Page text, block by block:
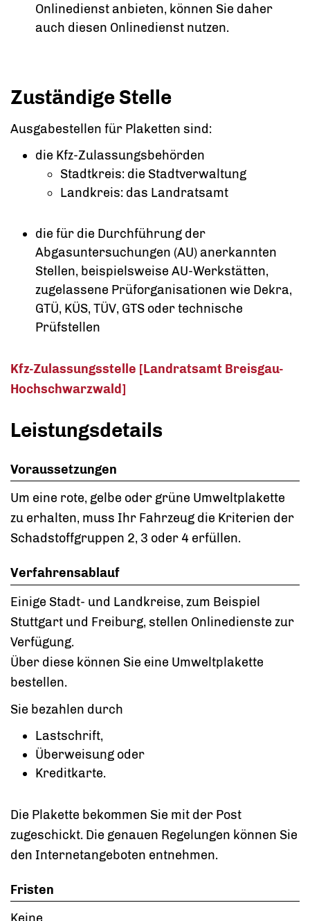
Onlinedienst anbieten, können Sie daher
auch diesen Onlinedienst nutzen.
Zuständige Stelle
Ausgabestellen für Plaketten sind:
die Kfz-Zulassungsbehörden
Stadtkreis: die Stadtverwaltung
Landkreis: das Landratsamt
die für die Durchführung der
Abgasuntersuchungen (AU) anerkannten
Stellen, beispielsweise AU-Werkstätten,
zugelassene Prüforganisationen wie Dekra,
GTÜ, KÜS, TÜV, GTS oder technische
Prüfstellen
Kfz-Zulassungsstelle [Landratsamt Breisgau-
Hochschwarzwald]
Leistungsdetails
Voraussetzungen
Um eine rote, gelbe oder grüne Umweltplakette
zu erhalten, muss Ihr Fahrzeug die Kriterien der
Schadstoffgruppen 2, 3 oder 4 erfüllen.
Verfahrensablauf
Einige Stadt- und Landkreise, zum Beispiel
Stuttgart und Freiburg, stellen Onlinedienste zur
Verfügung.
Über diese können Sie eine Umweltplakette
bestellen.
Sie bezahlen durch
Lastschrift,
Überweisung oder
Kreditkarte.
Die Plakette bekommen Sie mit der Post
zugeschickt. Die genauen Regelungen können Sie
den Internetangeboten entnehmen.
Fristen